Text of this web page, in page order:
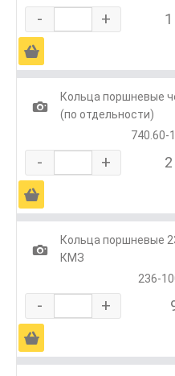
- +
Ä
1
Кольца поршневые
(по отдельности)
740.60-
- +
Ä
1
Кольца поршневые
КМЗ
236-
- +
Ä